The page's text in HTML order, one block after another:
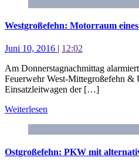
Westgroßefehn: Motorraum
Juni 10, 2016 | 12:02
Am Donnerstagnachmittag
Feuerwehr West-Mittegroßefehn &
Einsatzleitwagen der […]
Weiterlesen
Ostgroßefehn: PKW mit